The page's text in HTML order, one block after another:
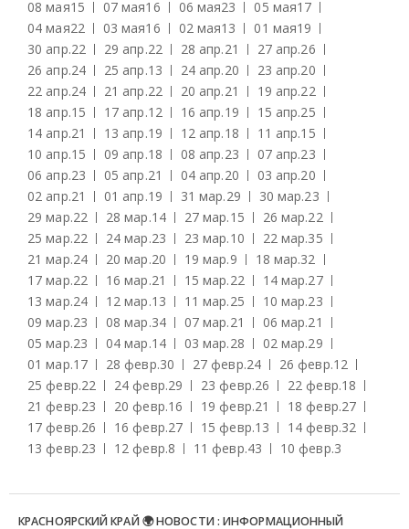
08 мая15 07 мая16 06 мая23 05 мая17
04 мая22 03 мая16 02 мая13 01 мая19
30 апр.22 29 апр.22 28 апр.21 27 апр.26
26 апр.24 25 апр.13 24 апр.20 23 апр.20
22 апр.24 21 апр.22 20 апр.21 19 апр.22
18 апр.15 17 апр.12 16 апр.19 15 апр.25
14 апр.21 13 апр.19 12 апр.18 11 апр.15
10 апр.15 09 апр.18 08 апр.23 07 апр.23
06 апр.23 05 апр.21 04 апр.20 03 апр.20
02 апр.21 01 апр.19 31 мар.29 30 мар.23
29 мар.22 28 мар.14 27 мар.15 26 мар.22
25 мар.22 24 мар.23 23 мар.10 22 мар.35
21 мар.24 20 мар.20 19 мар.9 18 мар.32
17 мар.22 16 мар.21 15 мар.22 14 мар.27
13 мар.24 12 мар.13 11 мар.25 10 мар.23
09 мар.23 08 мар.34 07 мар.21 06 мар.21
05 мар.23 04 мар.14 03 мар.28 02 мар.29
01 мар.17 28 февр.30 27 февр.24 26 февр.12
25 февр.22 24 февр.29 23 февр.26 22 февр.18
21 февр.23 20 февр.16 19 февр.21 18 февр.27
17 февр.26 16 февр.27 15 февр.13 14 февр.32
13 февр.23 12 февр.8 11 февр.43 10 февр.3
КРАСНОЯРСКИЙ КРАЙ 🌍 НОВОСТИ : ИНФОРМАЦИОННЫЙ